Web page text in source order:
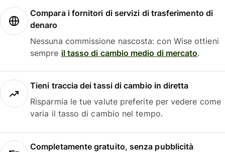
Compara i fornitori di servizi di trasferimento di
denaro
Nessuna commissione nascosta: con Wise ottieni
sempre il tasso di cambio medio di mercato.
Tieni traccia dei tassi di cambio in diretta
Risparmia le tue valute preferite per vedere come
varia il tasso di cambio nel tempo.
Completamente gratuito, senza pubblicità